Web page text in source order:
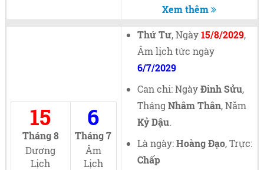
Xem thêm
15
Tháng 8
Dương
Lịch
6
Tháng 7
Âm
Lịch
Thứ Tư, Ngày15/8/2029,
Âm lịch tức ngày
6/7/2029
Can chi: NgàyĐinh Sửu,
Tháng Nhâm Thân, Năm
Kỷ Dậu.
Là ngày:Hoàng Đạo, Trực:
Chấp